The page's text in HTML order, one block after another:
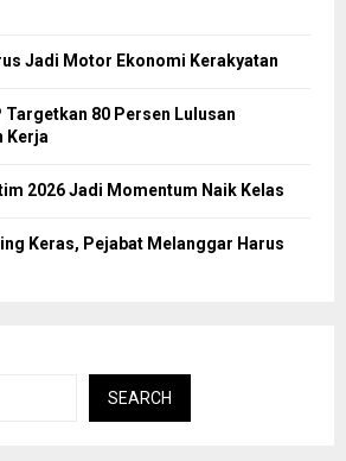
Jadi Motor Ekonomi Kerakyatan
Targetkan 80 Persen Lulusan
Kerja
2026 Jadi Momentum Naik Kelas
Keras, Pejabat Melanggar Harus
SEARCH